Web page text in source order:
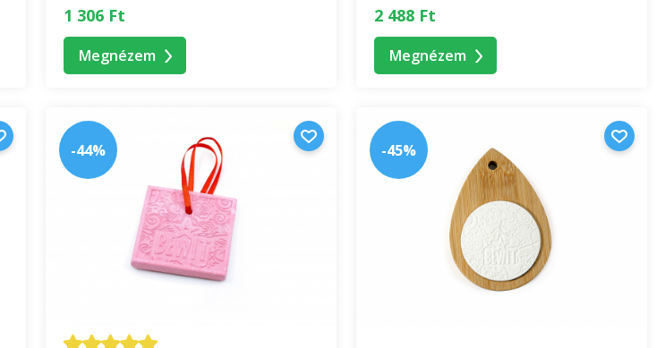
1 306 Ft
Megnézem
2 488 Ft
Megnézem
-44% -45%